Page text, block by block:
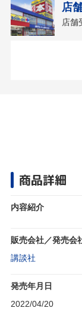
店
店舗
商品詳細
内容紹介
販売会社／発売会
講談社
発売年月日
2022/04/20